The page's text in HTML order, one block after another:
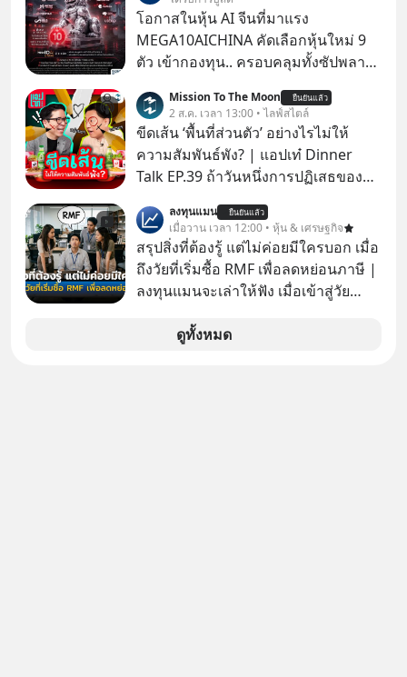
โอกาสในหุ้น AI จีนที่มาแรง
MEGA10AICHINA คัดเลือกหุ้นใหม่ 9
ตัว เข้ากองทุน.. ครอบคลุมทั้งซัปพลาย
โปรโมชัน ลด 50% ค่าธรรมเนียมซื้อ |
ยอด 2 ล้านบาทขึ้นไป ฟรีค่าธรรมเนียม
ซื้อ
Mission To The Moon ยืนยันแล้ว
2 ส.ค. เวลา 13:00 • ไลฟ์สไตล์
ขีดเส้น ‘พื้นที่ส่วนตัว’ อย่างไรไม่ให้
ความสัมพันธ์พัง? | แอปเท๋ Dinner
Talk EP.39 ถ้าวันหนึ่งการปฏิเสธของ
ตั้งกำแพงใส่และมองว่าเราเห็นแก่ตัวทั้ง
ที่เราเองก็ไม่เคยปฏิเสธใครอย่างนี้มา
ก่อน แต่พอตั้งใจจะ ‘สร้างขอบเขต’ เพื่อ
ตัวเองดูสักครั้ง กลับทำให้เกิดรอยร้าว
ในความสัมพันธ์เสียอย่างนั้น โดยราย
การแอปเท๋ Dinner Talk ในวันนี้โฮสต์
ทั้ง 2 ท่าน แทป-รวิศ หาญอุตสาหะ และ
ลงทุนแมน ยืนยันแล้ว
เมื่อวาน เวลา 12:00 • หุ้น & เศรษฐกิจ
สรุปสิ่งที่ต้องรู้ แต่ไม่ค่อยมีใครบอก เมื่อ
ถึงวัยที่เริ่มซื้อ RMF เพื่อลดหย่อนภาษี |
ลงทุนแมนจะเล่าให้ฟัง เมื่อเข้าสู่วัย
ดูทั้งหมด